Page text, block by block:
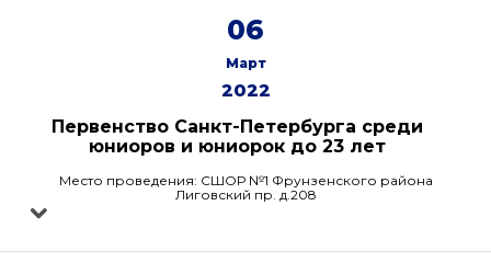
06
Март
2022
Первенство Санкт-Петербурга среди
юниоров и юниорок до 23 лет
Место проведения: СШОР №1 Фрунзенского района
Лиговский пр. д.208